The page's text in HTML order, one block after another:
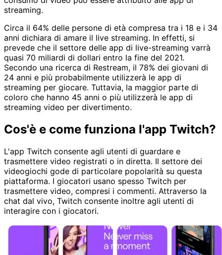
streaming.
Circa il 64% delle persone di età compresa tra i 18 e i 34
anni dichiara di amare il live streaming. In effetti, si
prevede che il settore delle app di live-streaming varrà
quasi 70 miliardi di dollari entro la fine del 2021.
Secondo una ricerca di Restream, il 78% dei giovani di
24 anni e più probabilmente utilizzerà le app di
streaming per giocare. Tuttavia, la maggior parte di
coloro che hanno 45 anni o più utilizzerà le app di
streaming video per divertimento.
Cos'è e come funziona l'app Twitch?
L'app Twitch consente agli utenti di guardare e
trasmettere video registrati o in diretta. Il settore dei
videogiochi gode di particolare popolarità su questa
piattaforma. I giocatori usano spesso Twitch per
trasmettere video, compresi i commenti. Attraverso la
chat dal vivo, Twitch consente inoltre agli utenti di
interagire con i giocatori.